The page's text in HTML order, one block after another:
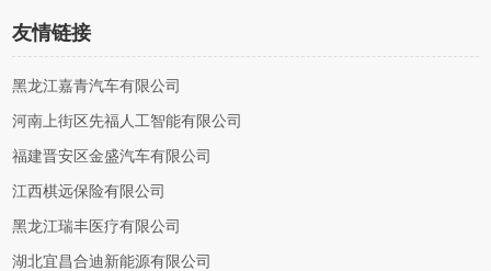
友情链接
黑龙江嘉青汽车有限公司
河南上街区先福人工智能有限公司
福建晋安区金盛汽车有限公司
江西棋远保险有限公司
黑龙江瑞丰医疗有限公司
湖北宜昌合迪新能源有限公司